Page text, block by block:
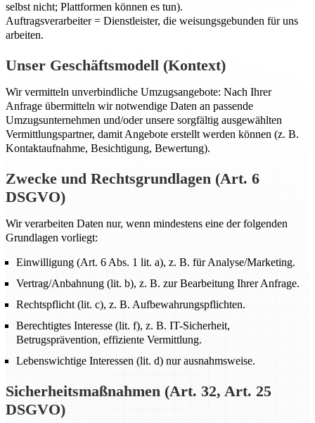
selbst nicht; Plattformen können es tun).
Auftragsverarbeiter = Dienstleister, die weisungsgebunden für uns
arbeiten.
Unser Geschäftsmodell (Kontext)
Wir vermitteln unverbindliche Umzugsangebote: Nach Ihrer
Anfrage übermitteln wir notwendige Daten an passende
Umzugsunternehmen und/oder unsere sorgfältig ausgewählten
Vermittlungspartner, damit Angebote erstellt werden können (z. B.
Kontaktaufnahme, Besichtigung, Bewertung).
Zwecke und Rechtsgrundlagen (Art. 6
DSGVO)
Wir verarbeiten Daten nur, wenn mindestens eine der folgenden
Grundlagen vorliegt:
Einwilligung (Art. 6 Abs. 1 lit. a), z. B. für Analyse/Marketing.
Vertrag/Anbahnung (lit. b), z. B. zur Bearbeitung Ihrer Anfrage.
Rechtspflicht (lit. c), z. B. Aufbewahrungspflichten.
Berechtigtes Interesse (lit. f), z. B. IT-Sicherheit,
Betrugsprävention, effiziente Vermittlung.
Lebenswichtige Interessen (lit. d) nur ausnahmsweise.
Sicherheitsmaßnahmen (Art. 32, Art. 25
DSGVO)